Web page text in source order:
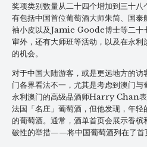
奖项类别数量从二十四个增加到三十八
有包括中国首位葡萄酒大师朱简、国
袖小皮以及Jamie Goode博士等二十
审外，还有大师班等活动，以及在永
的机会。
对于中国大陆游客，或是更远地方的
门各界看法不一，尤其是考虑到澳门与
永利澳门的高级品酒师Harry Chan表
法国「名庄」葡萄酒，但他发现，年
的葡萄酒。通常，酒单首页会展示香
破性的举措——将中国葡萄酒列在了首